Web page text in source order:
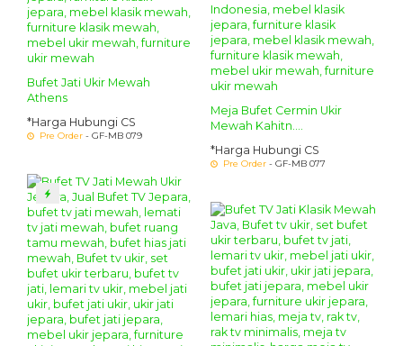
Bufet Jati Ukir Mewah
Athens
*Harga Hubungi CS
Pre Order - GF-MB 079
Meja Bufet Cermin Ukir
Mewah Kahitn....
*Harga Hubungi CS
Pre Order - GF-MB 077